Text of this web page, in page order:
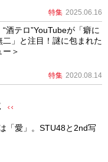
特集 2025.06.16
酒テロ”YouTubeが「癖に
」と注目！謎に包まれた
＞
特集 2020.08.14
「愛」。STU48と2nd写